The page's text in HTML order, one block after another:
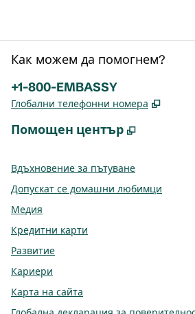
Как можем да помогнем?
Телефон:
+1-800-EMBASSY
Глобални телефонни номера ,
Помощен център ,
Вдъхновение за пътуване
Допускат се домашни любимци
Медия
Кредитни карти
Развитие
Кариери
Карта на сайта